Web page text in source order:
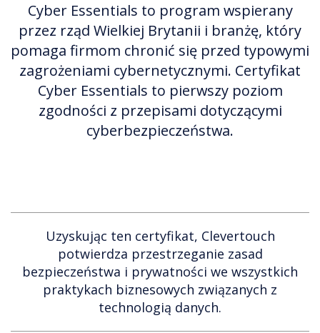
Cyber Essentials to program wspierany
przez rząd Wielkiej Brytanii i branżę, który
pomaga firmom chronić się przed typowymi
zagrożeniami cybernetycznymi. Certyfikat
Cyber Essentials to pierwszy poziom
zgodności z przepisami dotyczącymi
cyberbezpieczeństwa.
Uzyskując ten certyfikat, Clevertouch
potwierdza przestrzeganie zasad
bezpieczeństwa i prywatności we wszystkich
praktykach biznesowych związanych z
technologią danych.